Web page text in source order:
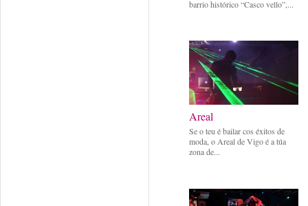
barrio histórico “Casco vello”,...
Areal
Se o teu é bailar cos éxitos de
moda, o Areal de Vigo é a túa
zona de...